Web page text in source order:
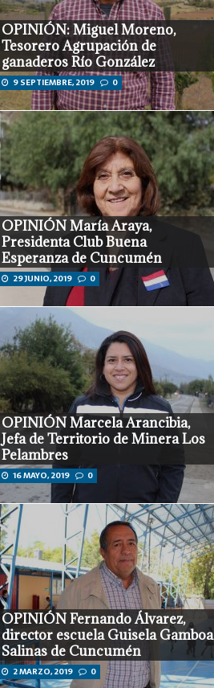
OPINIÓN: Miguel Moreno,
Tesorero Agrupación de
ganaderos Río González
9 SEPTIEMBRE, 2019 0
OPINIÓN María Araya,
Presidenta Club Buena
Esperanza de Cuncumén
29 JUNIO, 2019 0
OPINIÓN Marcela Arancibia,
Jefa de Territorio de Minera Los
Pelambres
16 MAYO, 2019 0
OPINIÓN Fernando Álvarez,
director escuela Guisela Gamboa
Salinas de Cuncumén
2 MARZO, 2019 0